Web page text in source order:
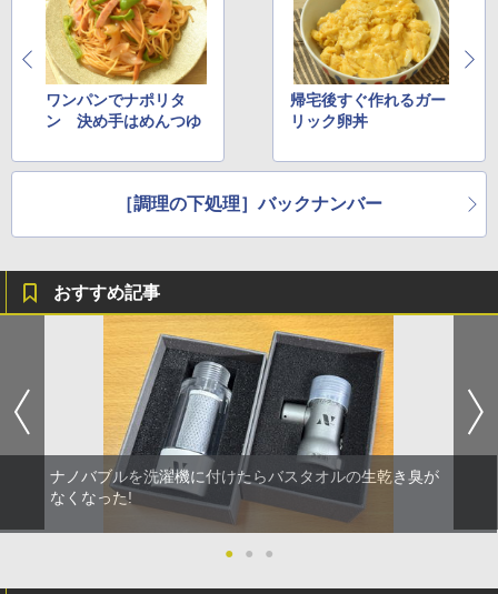
ワンパンでナポリタ
ン 決め手はめんつゆ
帰宅後すぐ作れるガー
リック卵丼
［調理の下処理］バックナンバー
おすすめ記事
ナノバブルを洗濯機に付けたらバスタオルの生乾き臭が
なくなった!
● ● ●